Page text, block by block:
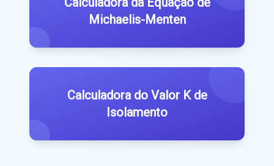
Michaelis-Menten
Calculadora do Valor K de
Isolamento